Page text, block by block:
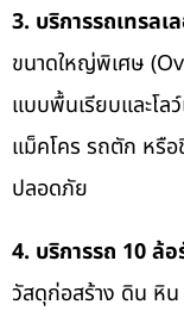
3. บริการรถเทรลเ
ขนาดใหญ่พิเศษ
แบบพื้นเรียบและโ
แม็คโคร รถตัก หรือ
ปลอดภัย
4. บริการรถ 10 ล้อ
วัสดุก่อสร้าง ดิน หิน